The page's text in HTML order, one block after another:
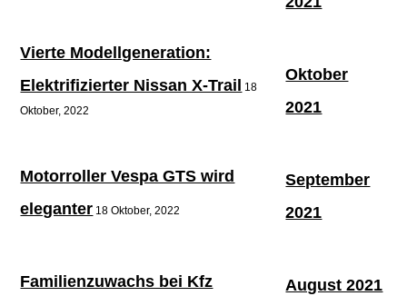
Vierte Modellgeneration:
Elektrifizierter Nissan X-Trail 18
Oktober, 2022
Motorroller Vespa GTS wird
eleganter 18 Oktober, 2022
Familienzuwachs bei Kfz
Oktober
2021
September
2021
August 2021